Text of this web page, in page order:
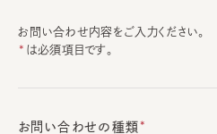
お問い合わせ内容をご入力ください。
は必須項目です。
お問い合わせの種類